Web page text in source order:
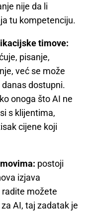
nije da li
tu kompetenciju.
timove:
pisanje,
već se može
dostupni.
onoga što AI ne
s klijentima,
cijene koji
postoji
izjava
radite možete
AI, taj zadatak je